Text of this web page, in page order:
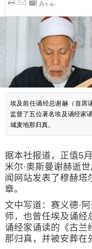
埃及前任诵经总谢赫（首席
监督了五位著名埃及诵经家
城麦地那归真。
据本社报道，正值5月
米尔·奥斯曼谢赫逝
闻网站发表了穆赫塔
章。
文中写道：赛义德·
师，也曾任埃及诵经
诵经家诵读的《古兰
那归真，并被安葬在